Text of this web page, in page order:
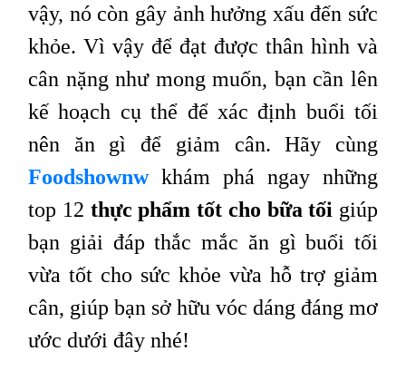
vậy, nó còn gây ảnh hưởng xấu đến sức
khỏe. Vì vậy để đạt được thân hình và
cân nặng như mong muốn, bạn cần lên
kế hoạch cụ thể để xác định buổi tối
nên ăn gì để giảm cân. Hãy cùng
Foodshownwkhám phá ngay những
top 12 thực phẩm tốt cho bữa tối giúp
bạn giải đáp thắc mắc ăn gì buổi tối
vừa tốt cho sức khỏe vừa hỗ trợ giảm
cân, giúp bạn sở hữu vóc dáng đáng mơ
ước dưới đây nhé!